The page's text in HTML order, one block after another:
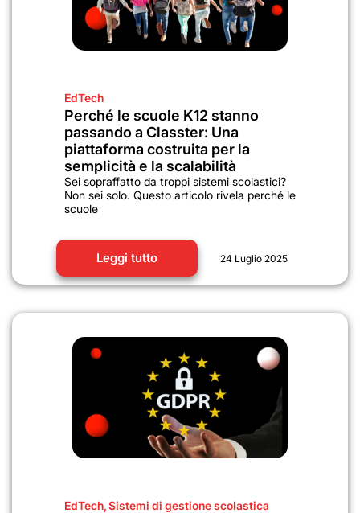
EdTech
Perché le scuole K12 stanno
passando a Classter: Una
piattaforma costruita per la
semplicità e la scalabilità
Sei sopraffatto da troppi sistemi scolastici?
Non sei solo. Questo articolo rivela perché le
scuole
Leggi tutto 24 Luglio 2025
EdTech,Sistemi di gestione scolastica